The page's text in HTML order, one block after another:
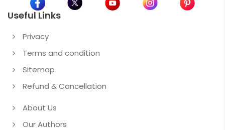
Useful Links
Privacy
Terms and condition
Sitemap
Refund & Cancellation
About Us
Our Authors